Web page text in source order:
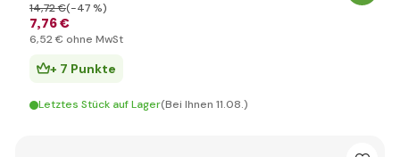
7,76 €
14,72 €(-47 %)
6,52 € ohne MwSt
+ 7 Punkte
Letztes Stück auf Lager(Bei Ihnen 11.08.)